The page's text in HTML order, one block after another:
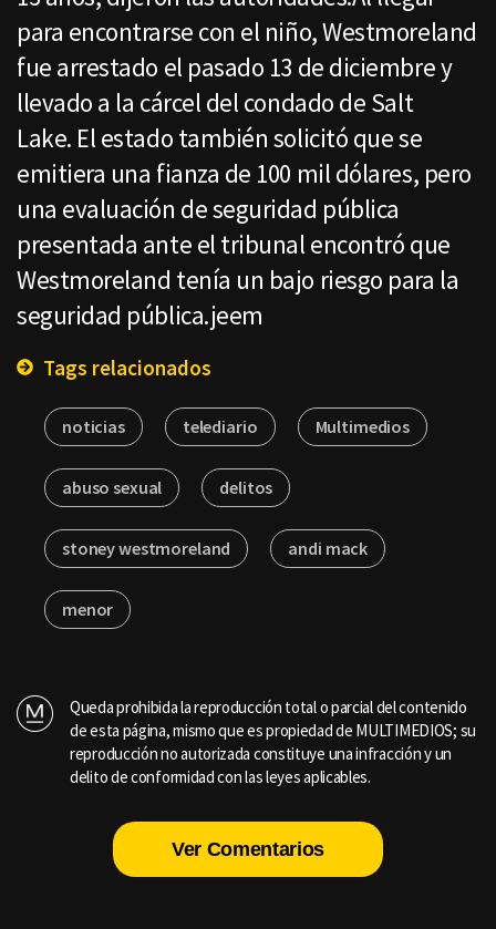
para encontrarse con el niño, Westmoreland
fue arrestado el pasado 13 de diciembre y
llevado a la cárcel del condado de Salt
Lake. El estado también solicitó que se
emitiera una fianza de 100 mil dólares, pero
una evaluación de seguridad pública
presentada ante el tribunal encontró que
Westmoreland tenía un bajo riesgo para la
seguridad pública.jeem
Tags relacionados
noticias telediario Multimedios
abuso sexual delitos
stoney westmoreland andi mack
menor
Queda prohibida la reproducción total o parcial del contenido
de esta página, mismo que es propiedad de MULTIMEDIOS; su
reproducción no autorizada constituye una infracción y un
delito de conformidad con las leyes aplicables.
Ver Comentarios